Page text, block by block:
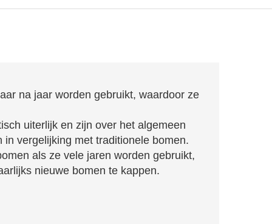
na jaar worden gebruikt, waardoor ze
uiterlijk en zijn over het algemeen
vergelijking met traditionele bomen.
als ze vele jaren worden gebruikt,
nieuwe bomen te kappen.